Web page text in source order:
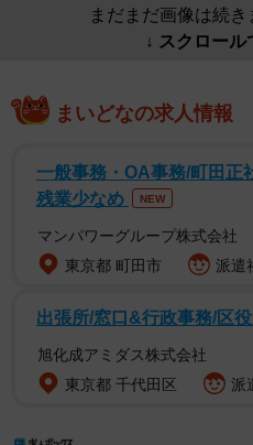
まだまだ画像は続き
↓ スクロール
まいどなの求人情報
一般事務・OA事務/町田正
残業少なめ
NEW
マンパワーグループ株式会社
東京都 町田市
派遣
出張所/窓口&行政事務/区
旭化成アミダス株式会社
東京都 千代田区
派